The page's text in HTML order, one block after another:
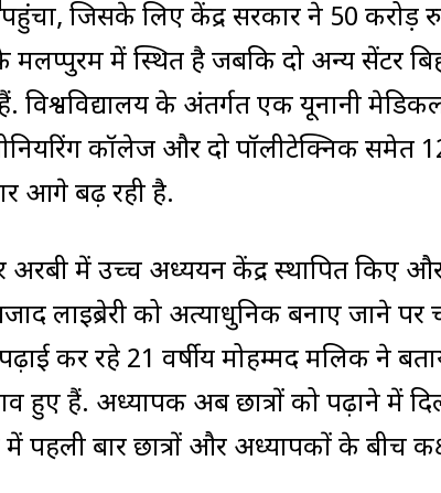
पहुंचा, जिसके लिए केंद्र सरकार ने 50 करोड़
में स्थित है जबकि दो अन्य सेंटर
हैं. विश्वविद्यालय के अंतर्गत एक यूनानी
कॉलेज और दो पॉलीटेक्निक समेत
आगे बढ़ रही है.
में उच्च अध्ययन केंद्र स्थापित किए
लाइब्रेरी को अत्याधुनिक बनाए जाने पर
पढ़ाई कर रहे 21 वर्षीय मोहम्मद मलिक ने
हुए हैं. अध्यापक अब छात्रों को पढ़ाने में
पहली बार छात्रों और अध्यापकों के बीच